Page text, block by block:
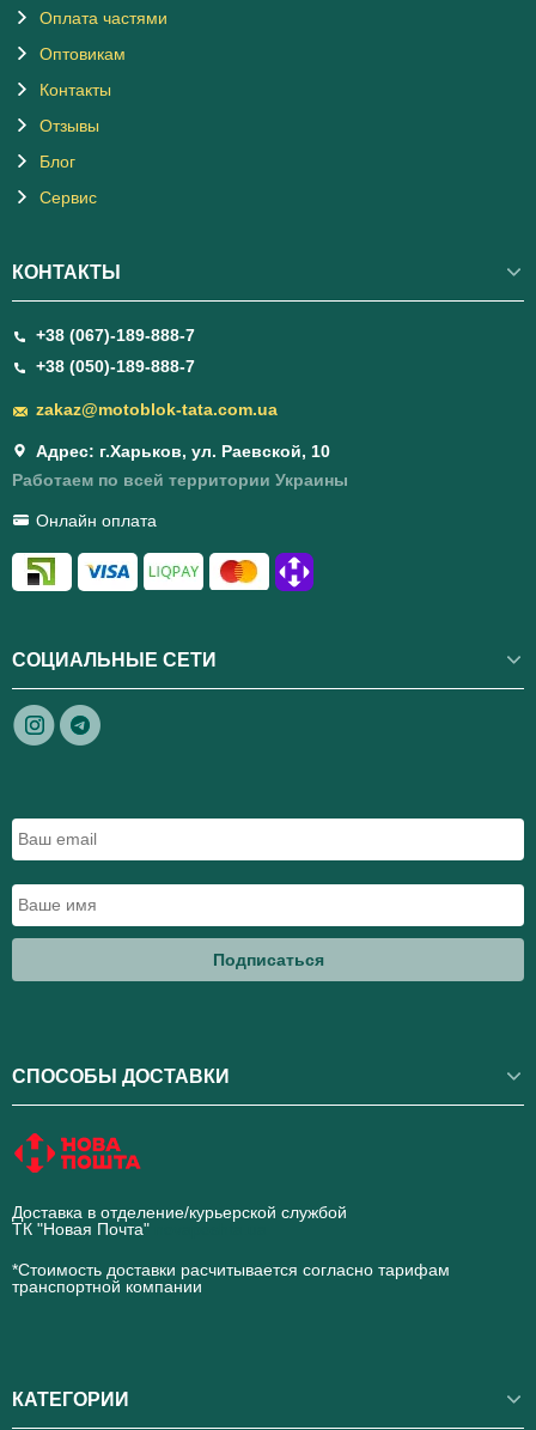
Оплата частями
Оптовикам
Контакты
Отзывы
Блог
Сервис
КОНТАКТЫ
+38 (067)-189-888-7
+38 (050)-189-888-7
zakaz@motoblok-tata.com.ua
Адрес: г.Харьков, ул. Раевской, 10
Работаем по всей территории Украины
Онлайн оплата
СОЦИАЛЬНЫЕ СЕТИ
Подписаться
СПОСОБЫ ДОСТАВКИ
Доставка в отделение/курьерской службой
ТК "Новая Почта"
*Стоимость доставки расчитывается согласно тарифам
транспортной компании
КАТЕГОРИИ